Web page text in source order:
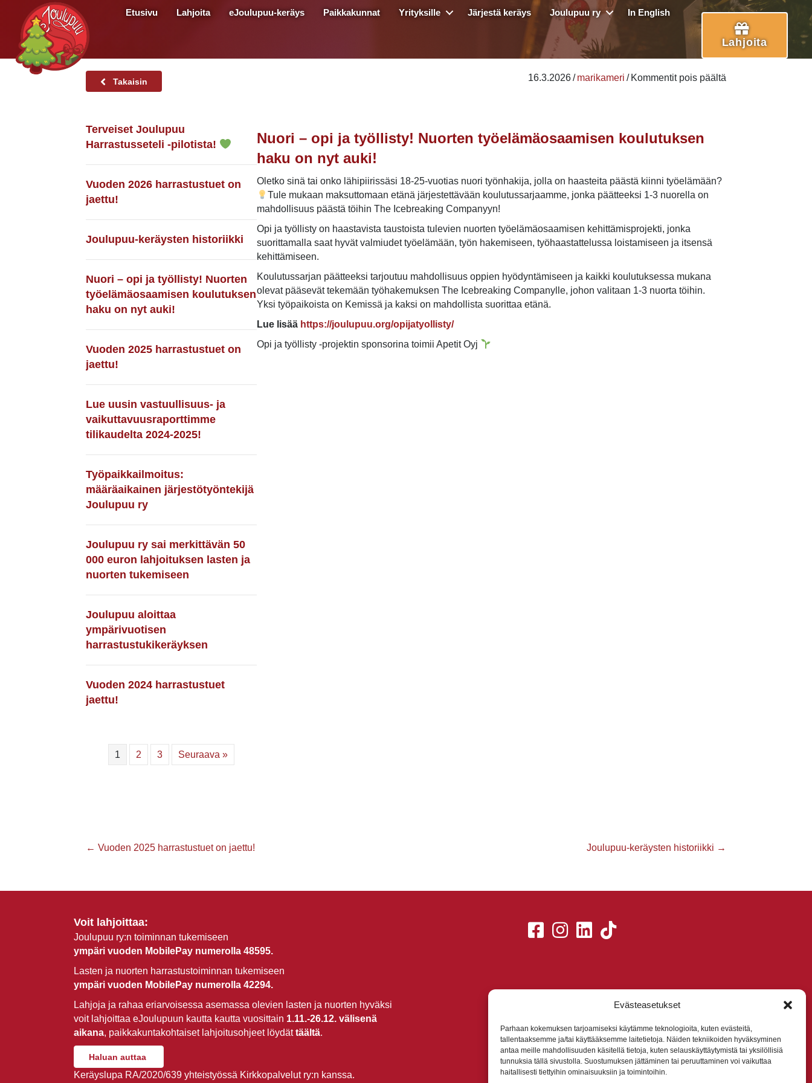
Evästeasetukset
Parhaan kokemuksen tarjoamiseksi käytämme teknologioita, kuten evästeitä,
tallentaaksemme ja/tai käyttääksemme laitetietoja. Näiden tekniikoiden hyväksyminen
antaa meille mahdollisuuden käsitellä tietoja, kuten selauskäyttäytymistä tai yksilöllisiä
tunnuksia tällä sivustolla. Suostumuksen jättäminen tai peruuttaminen voi vaikuttaa
haitallisesti tiettyihin ominaisuuksiin ja toimintoihin.
Etusivu Lahjoita eJoulupuu-keräys Paikkakunnat Yrityksille Järjestä keräys Joulupuu ry In English
Lahjoita
Takaisin 16.3.2026/ marikameri / Kommentit pois päältä
Terveiset Joulupuu
Harrastusseteli -pilotista!
Vuoden 2026 harrastustuet on
jaettu!
Joulupuu-keräysten historiikki
Nuori – opi ja työllisty! Nuorten
työelämäosaamisen koulutuksen
haku on nyt auki!
Vuoden 2025 harrastustuet on
jaettu!
Lue uusin vastuullisuus- ja
vaikuttavuusraporttimme
tilikaudelta 2024-2025!
Työpaikkailmoitus:
määräaikainen järjestötyöntekijä
Joulupuu ry
Joulupuu ry sai merkittävän 50
000 euron lahjoituksen lasten ja
nuorten tukemiseen
Joulupuu aloittaa
ympärivuotisen
harrastustukikeräyksen
Vuoden 2024 harrastustuet
jaettu!
1 2 3 Seuraava »
Nuori – opi ja työllisty! Nuorten työelämäosaamisen koulutuksen
haku on nyt auki!
Oletko sinä tai onko lähipiirissäsi 18-25-vuotias nuori työnhakija, jolla on haasteita päästä kiinni työelämään?
Tule mukaan maksuttomaan etänä järjestettävään koulutussarjaamme, jonka päätteeksi 1-3 nuorella on
mahdollisuus päästä töihin The Icebreaking Companyyn!
Opi ja työllisty on haastavista taustoista tulevien nuorten työelämäosaamisen kehittämisprojekti, jonka
suorittamalla saat hyvät valmiudet työelämään, työn hakemiseen, työhaastattelussa loistamiseen ja itsensä
kehittämiseen.
Koulutussarjan päätteeksi tarjoutuu mahdollisuus oppien hyödyntämiseen ja kaikki koulutuksessa mukana
olevat pääsevät tekemään työhakemuksen The Icebreaking Companylle, johon valitaan 1-3 nuorta töihin.
Yksi työpaikoista on Kemissä ja kaksi on mahdollista suorittaa etänä.
Lue lisää https://joulupuu.org/opijatyollisty/
Opi ja työllisty -projektin sponsorina toimii Apetit Oyj
Posts
← Vuoden 2025 harrastustuet on jaettu! Joulupuu-keräysten historiikki →
Voit lahjoittaa:
Joulupuu ry:n toiminnan tukemiseen
ympäri vuoden MobilePay numerolla 48595.
Lasten ja nuorten harrastustoiminnan tukemiseen
ympäri vuoden MobilePay numerolla 42294.
Lahjoja ja rahaa eriarvoisessa asemassa olevien lasten ja nuorten hyväksi
voit lahjoittaa eJoulupuun kautta kautta vuosittain 1.11.-26.12. välisenä
aikana, paikkakuntakohtaiset lahjoitusohjeet löydättäältä.
Haluan auttaa
Keräyslupa RA/2020/639 yhteistyössä Kirkkopalvelut ry:n kanssa.